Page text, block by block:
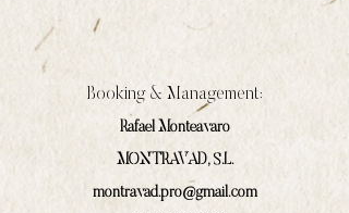
Booking & Management:
Rafael Monteavaro
MONTRAVAD, S.L.
montravad.pro@gmail.com